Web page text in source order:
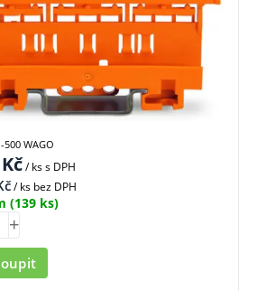
Kč/ kss DPH
/ ks bez DPH
(139 ks)
500 WAGO